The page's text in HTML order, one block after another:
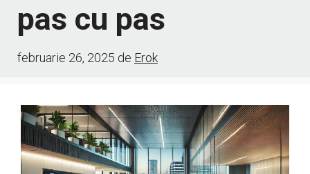
pas cu pas
februarie 26, 2025 de Erok